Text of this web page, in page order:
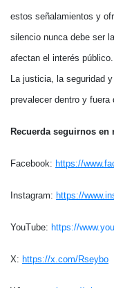
estos señalamientos y
silencio nunca debe ser
afectan el interés público.
La justicia, la seguridad
prevalecer dentro y fuera
Recuerda seguirnos en
Facebook: https://
Instagram: https://
YouTube: https://
X: https://x.com/Rseybo